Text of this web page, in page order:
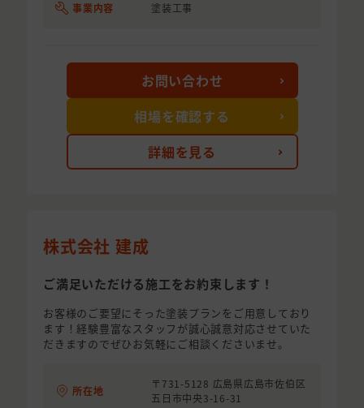
事業内容 塗装工事
詳細を見る
お問い合わせ
相場を確認する
株式会社 建成
ご満足いただける施工をお約束します！
お客様のご要望にそった塗装プランをご用意しており
ます！経験豊富なスタッフが誠心誠意対応させていた
だきますのでぜひお気軽にご相談くださいませ。
所在地
〒731-5128 広島県広島市佐伯区
五日市中央3-16-31